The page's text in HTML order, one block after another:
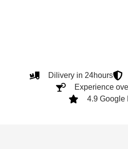
Dilivery in 24hours
Experience
4.9 Google